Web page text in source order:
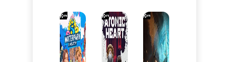
Pandora